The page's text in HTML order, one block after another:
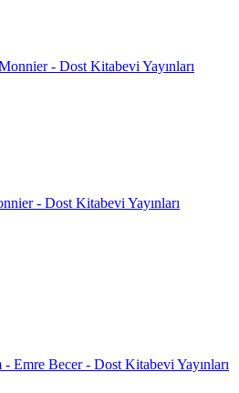
- Dost Kitabevi Yayınları